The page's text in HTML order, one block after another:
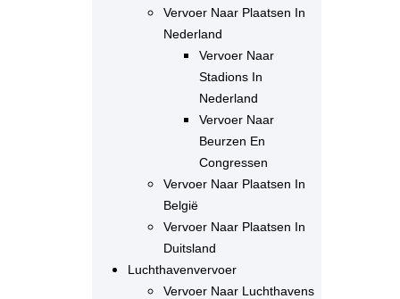
Vervoer Naar Plaatsen In
Nederland
Vervoer Naar
Stadions In
Nederland
Vervoer Naar
Beurzen En
Congressen
Vervoer Naar Plaatsen In
België
Vervoer Naar Plaatsen In
Duitsland
Luchthavenvervoer
Vervoer Naar Luchthavens